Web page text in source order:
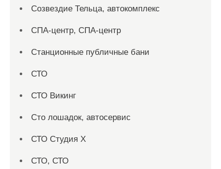
Созвездие Тельца, автокомплекс
СПА-центр, СПА-центр
Станционные публичные бани
СТО
СТО Викинг
Сто лошадок, автосервис
СТО Студия Х
СТО, СТО